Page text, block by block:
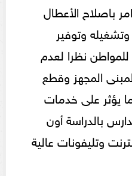
باصلاح الأعطال
وتوفير
نظرا لعدم
المجهز وقطع
يؤثر على خدمات
بالدراسة أون
وتليفونات عالية